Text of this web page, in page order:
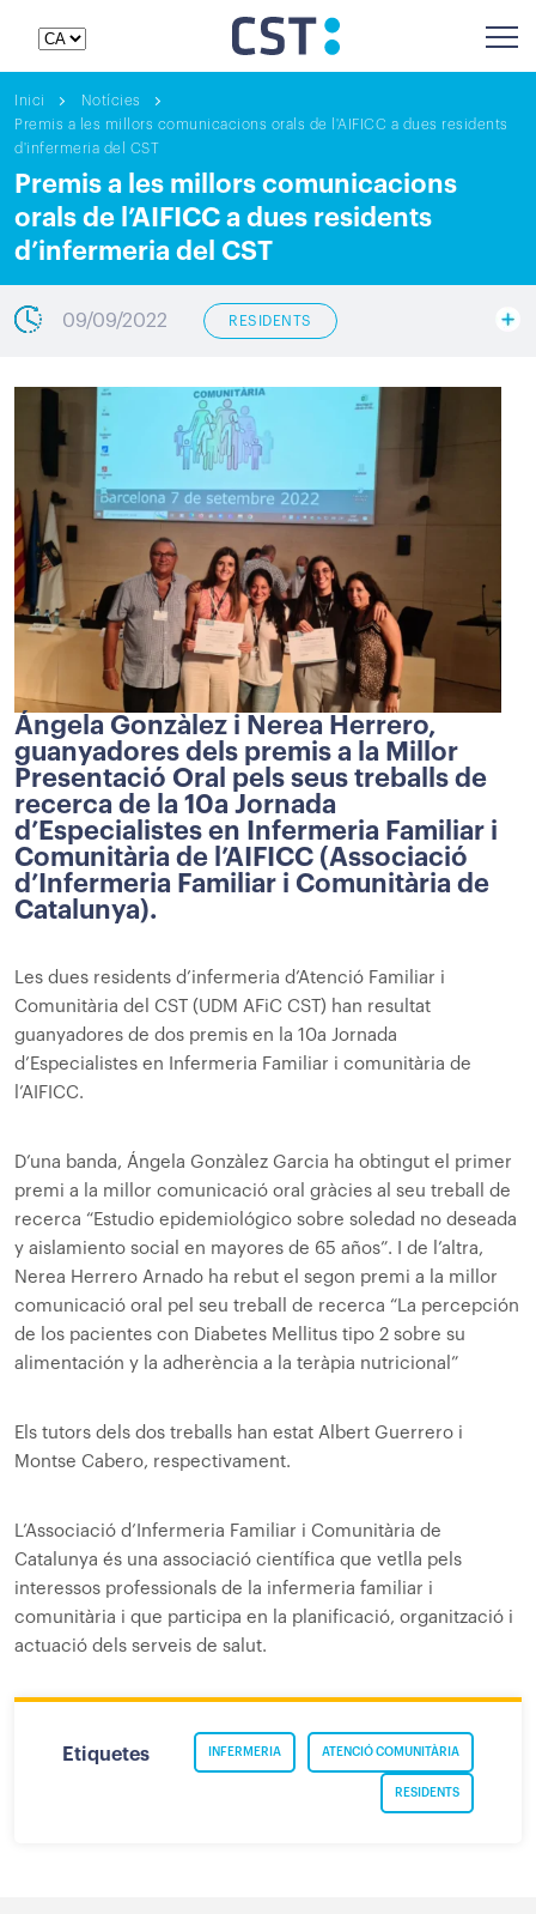
Inici
Notícies
Premis a les millors comunicacions orals de l'AIFICC a dues residents
d'infermeria del CST
Premis a les millors comunicacions
orals de l’AIFICC a dues residents
d’infermeria del CST
09/09/2022 RESIDENTS
Ángela Gonzàlez i Nerea Herrero,
guanyadores dels premis a la Millor
Presentació Oral pels seus treballs de
recerca de la 10a Jornada
d’Especialistes en Infermeria Familiar i
Comunitària de l’AIFICC (Associació
d’Infermeria Familiar i Comunitària de
Catalunya).
Les dues residents d’infermeria d’Atenció Familiar i
Comunitària del CST (UDM AFiC CST) han resultat
guanyadores de dos premis en la 10a Jornada
d’Especialistes en Infermeria Familiar i comunitària de
l’AIFICC.
D’una banda, Ángela Gonzàlez Garcia ha obtingut el primer
premi a la millor comunicació oral gràcies al seu treball de
recerca “Estudio epidemiológico sobre soledad no deseada
y aislamiento social en mayores de 65 años”. I de l’altra,
Nerea Herrero Arnado ha rebut el segon premi a la millor
comunicació oral pel seu treball de recerca “La percepción
de los pacientes con Diabetes Mellitus tipo 2 sobre su
alimentación y la adherència a la teràpia nutricional”
Els tutors dels dos treballs han estat Albert Guerrero i
Montse Cabero, respectivament.
L’Associació d’Infermeria Familiar i Comunitària de
Catalunya és una associació científica que vetlla pels
interessos professionals de la infermeria familiar i
comunitària i que participa en la planificació, organització i
actuació dels serveis de salut.
Etiquetes ATENCIÓ COMUNITÀRIA
INFERMERIA
RESIDENTS